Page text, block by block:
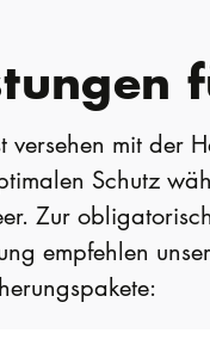
versehen mit der
Schutz
Zur
empfehlen